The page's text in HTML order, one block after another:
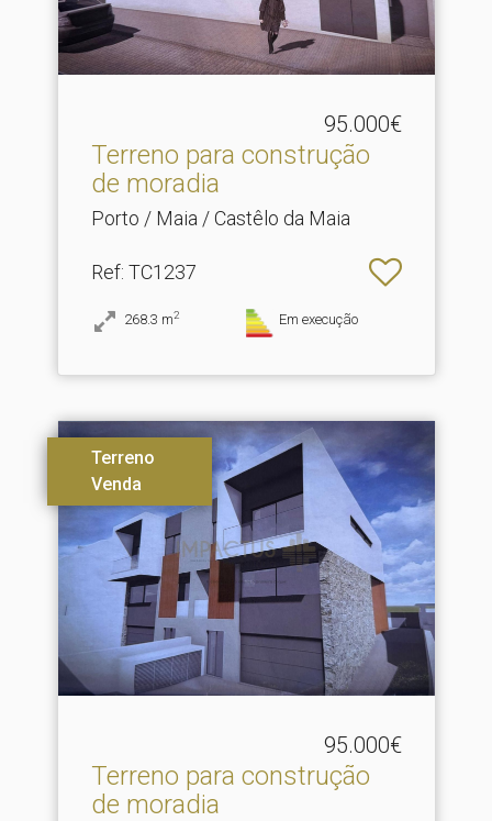
95.000€
Terreno para construção
de moradia
Porto / Maia / Castêlo da Maia
Ref: TC1237
268.3 m2 Em execução
Terreno
Venda
95.000€
Terreno para construção
de moradia